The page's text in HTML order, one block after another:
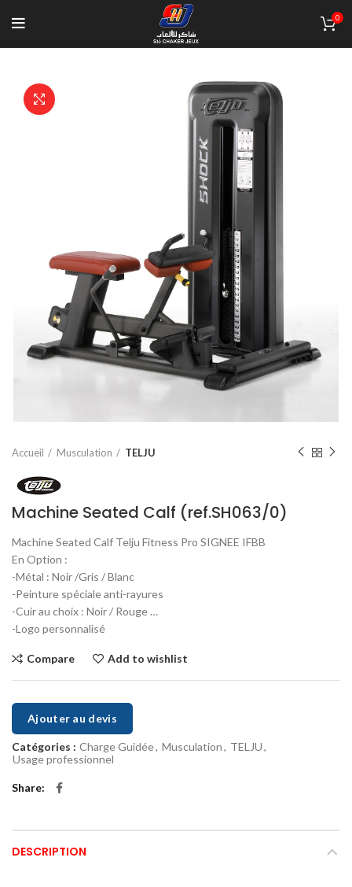
0
Accueil Musculation TELJU
Machine Seated Calf (ref.SH063/0)
Machine Seated Calf Telju Fitness Pro SIGNEE IFBB
En Option :
-Métal : Noir /Gris / Blanc
-Peinture spéciale anti-rayures
-Cuir au choix : Noir / Rouge …
-Logo personnalisé
Compare Add to wishlist
Ajouter au devis
Catégories : Charge Guidée, Musculation, TELJU,
Usage professionnel
Share
DESCRIPTION